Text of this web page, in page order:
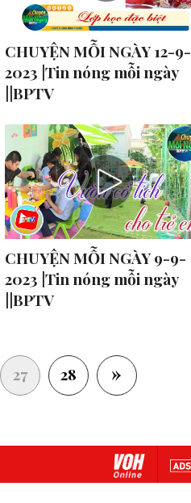
CHUYỆN MỖI NGÀY 12-9-
2023 |Tin nóng mỗi ngày
||BPTV
CHUYỆN MỖI NGÀY 9-9-
2023 |Tin nóng mỗi ngày
||BPTV
27(current)
28 »